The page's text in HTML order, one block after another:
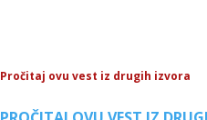
Pročitaj ovu vest iz drugih izvora